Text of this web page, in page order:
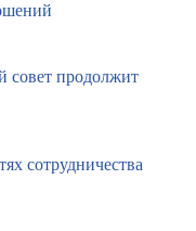
совет продолжит
сотрудничества